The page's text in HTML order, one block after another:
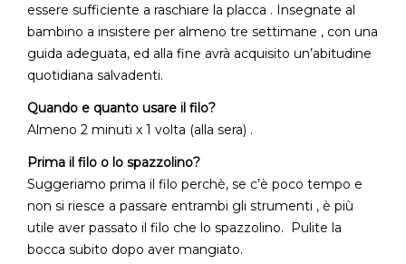
essere sufficiente a raschiare la placca . Insegnate al
bambino a insistere per almeno tre settimane , con una
guida adeguata, ed alla fine avrà acquisito un’abitudine
quotidiana salvadenti.
Quando e quanto usare il filo?
Almeno 2 minuti x 1 volta (alla sera) .
Prima il filo o lo spazzolino?
Suggeriamo prima il filo perchè, se c’è poco tempo e
non si riesce a passare entrambi gli strumenti , è più
utile aver passato il filo che lo spazzolino. Pulite la
bocca subito dopo aver mangiato.